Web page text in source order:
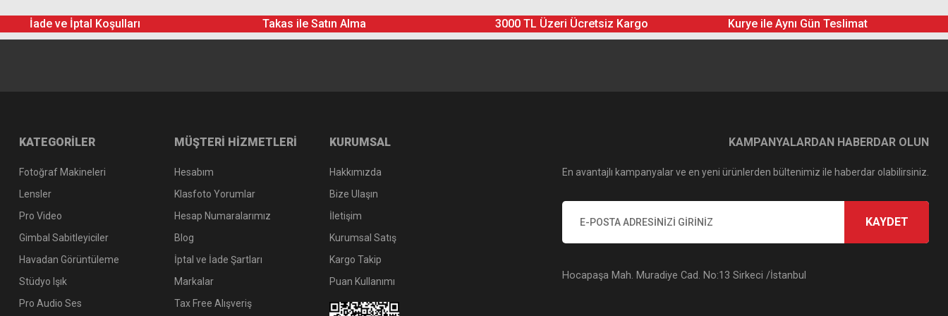
İade ve İptal Koşulları Takas ile Satın Alma 3000 TL Üzeri Ücretsiz Kargo Kurye ile Aynı Gün Teslimat
KATEGORİLER
Fotoğraf Makineleri
Lensler
Pro Video
Gimbal Sabitleyiciler
Havadan Görüntüleme
Stüdyo Işık
Pro Audio Ses
MÜŞTERİ HİZMETLERİ
Hesabım
Klasfoto Yorumlar
Hesap Numaralarımız
Blog
İptal ve İade Şartları
Markalar
Tax Free Alışveriş
KURUMSAL
Hakkımızda
Bize Ulaşın
İletişim
Kurumsal Satış
Kargo Takip
Puan Kullanımı
KAMPANYALARDAN HABERDAR OLUN
En avantajlı kampanyalar ve en yeni ürünlerden bültenimiz ile haberdar olabilirsiniz.
KAYDET
Hocapaşa Mah. Muradiye Cad. No:13 Sirkeci /İstanbul